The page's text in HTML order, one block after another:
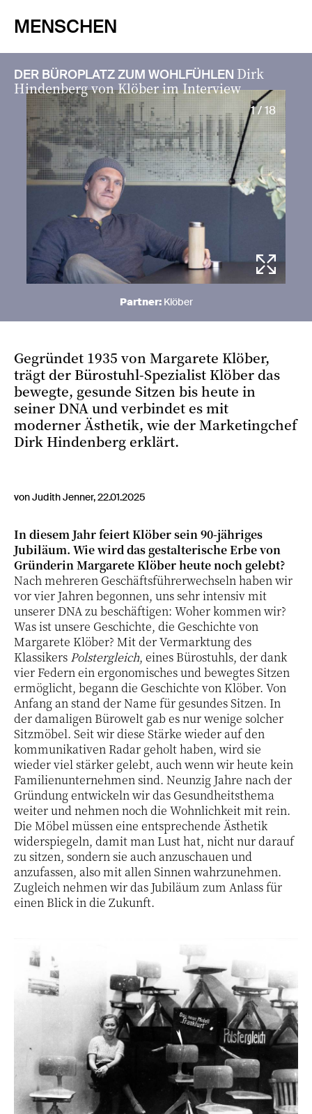
MENSCHEN
DER BÜROPLATZ ZUM WOHLFÜHLEN Dirk
Hindenberg von Klöber im Interview
1 / 18
Partner: Klöber
Gegründet 1935 von Margarete Klöber,
trägt der Bürostuhl-Spezialist Klöber das
bewegte, gesunde Sitzen bis heute in
seiner DNA und verbindet es mit
moderner Ästhetik, wie der Marketingchef
Dirk Hindenberg erklärt.
von Judith Jenner, 22.01.2025
In diesem Jahr feiert Klöber sein 90-jähriges
Jubiläum. Wie wird das gestalterische Erbe von
Gründerin Margarete Klöber heute noch gelebt?
Nach mehreren Geschäftsführerwechseln haben wir
vor vier Jahren begonnen, uns sehr intensiv mit
unserer DNA zu beschäftigen: Woher kommen wir?
Was ist unsere Geschichte, die Geschichte von
Margarete Klöber? Mit der Vermarktung des
Klassikers Polstergleich, eines Bürostuhls, der dank
vier Federn ein ergonomisches und bewegtes Sitzen
ermöglicht, begann die Geschichte von Klöber. Von
Anfang an stand der Name für gesundes Sitzen. In
der damaligen Bürowelt gab es nur wenige solcher
Sitzmöbel. Seit wir diese Stärke wieder auf den
kommunikativen Radar geholt haben, wird sie
wieder viel stärker gelebt, auch wenn wir heute kein
Familienunternehmen sind. Neunzig Jahre nach der
Gründung entwickeln wir das Gesundheitsthema
weiter und nehmen noch die Wohnlichkeit mit rein.
Die Möbel müssen eine entsprechende Ästhetik
widerspiegeln, damit man Lust hat, nicht nur darauf
zu sitzen, sondern sie auch anzuschauen und
anzufassen, also mit allen Sinnen wahrzunehmen.
Zugleich nehmen wir das Jubiläum zum Anlass für
einen Blick in die Zukunft.